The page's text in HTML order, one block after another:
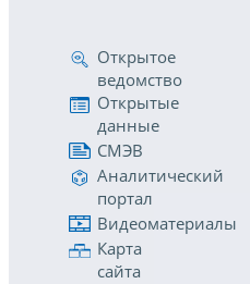
Открытое
ведомство
Открытые
данные
СМЭВ
Аналитический
портал
Видеоматериалы
Карта
сайта